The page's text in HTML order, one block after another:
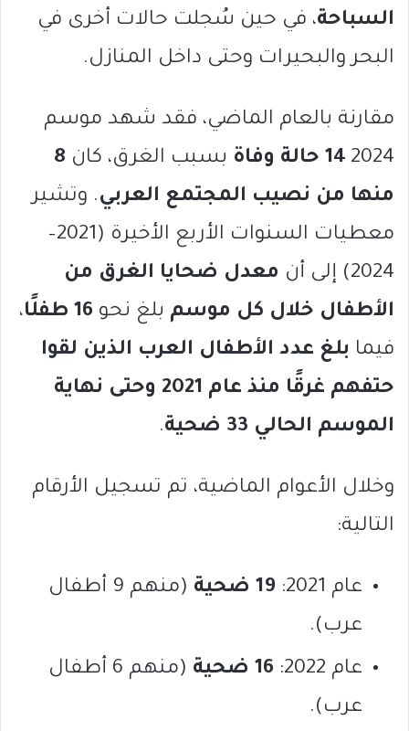
السباحة، في حين سُجلت حالات أخرى في
البحر والبحيرات وحتى داخل المنازل.
مقارنة بالعام الماضي، فقد شهد موسم
2024 14 حالة وفاة بسبب الغرق، كان 8
منها من نصيب المجتمع العربي. وتشير
معطيات السنوات الأربع الأخيرة (2021–
2024) إلى أن
معدل ضحايا الغرق من
الأطفال خلال كل موسم بلغ نحو 16 طفلًا
،
فيما بلغ عدد الأطفال العرب الذين لقوا
حتفهم غرقًا منذ عام 2021 وحتى نهاية
الموسم الحالي 33 ضحية
.
وخلال الأعوام الماضية، تم تسجيل الأرقام
التالية:
عام 2021: 19 ضحية
(منهم 9 أطفال
عرب).
عام 2022:
16 ضحية
(منهم 6 أطفال
عرب).